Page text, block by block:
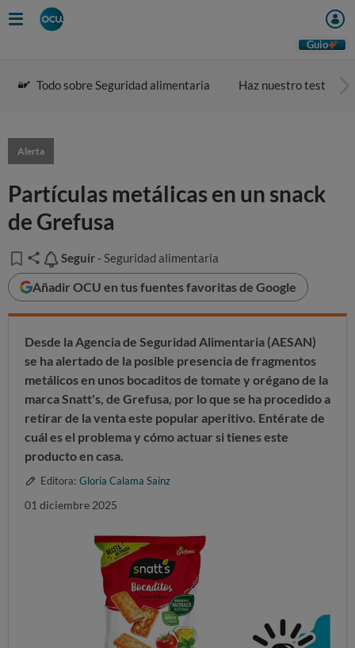
Guio
Todo sobre Seguridad alimentaria Haz nuestro test
Alerta
Partículas metálicas en un snack
de Grefusa
Seguir
Seguir - Seguridad alimentaria
Añadir OCU en tus fuentes favoritas de Google
Desde la Agencia de Seguridad Alimentaria (AESAN)
se ha alertado de la posible presencia de fragmentos
metálicos en unos bocaditos de tomate y orégano de la
marca Snatt's, de Grefusa, por lo que se ha procedido a
retirar de la venta este popular aperitivo. Entérate de
cuál es el problema y cómo actuar si tienes este
producto en casa.
Editora: Gloria Calama Sainz
01 diciembre 2025